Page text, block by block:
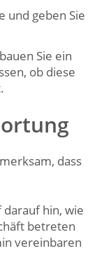
und geben Sie
Sie ein
ob diese
dass
darauf hin, wie
betreten
vereinbaren